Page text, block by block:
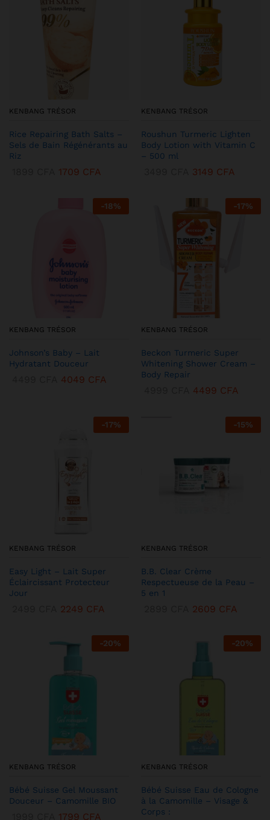
KENBANG TRÉSOR
Rice Repairing Bath Salts –
Sels de Bain Régénérants au
Riz
1709 CFA
KENBANG TRÉSOR
Roushun Turmeric Lighten
Body Lotion with Vitamin C
– 500 ml
3149 CFA
-18%
KENBANG TRÉSOR
Johnson’s Baby – Lait
Hydratant Douceur
4049 CFA
-17%
KENBANG TRÉSOR
Beckon Turmeric Super
Whitening Shower Cream –
Body Repair
4499 CFA
-17%
KENBANG TRÉSOR
Easy Light – Lait Super
Éclaircissant Protecteur
Jour
2249 CFA
-15%
KENBANG TRÉSOR
B.B. Clear Crème
Respectueuse de la Peau –
5 en 1
2609 CFA
-20%
KENBANG TRÉSOR
Bébé Suisse Gel Moussant
Douceur – Camomille BIO
1799 CFA
-20%
KENBANG TRÉSOR
Bébé Suisse Eau de Cologne
à la Camomille – Visage &
Corps :